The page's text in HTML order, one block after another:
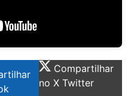
Compartilhar
no X Twitter